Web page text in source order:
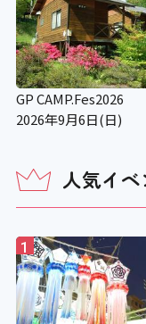
GP CAMP.Fes2026
2026年9月6日(日)
人気イ
1